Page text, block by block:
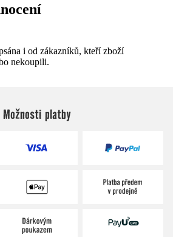
i od zákazníků, kteří zboží
nekoupili.
Možnosti platby